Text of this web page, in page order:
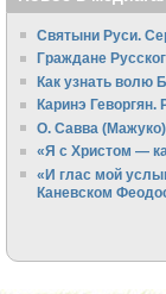
Святыни Руси.
Граждане
Как узнать волю
Каринэ Геворгян.
О. Савва
«Я с Христом —
«И глас мой
Каневском